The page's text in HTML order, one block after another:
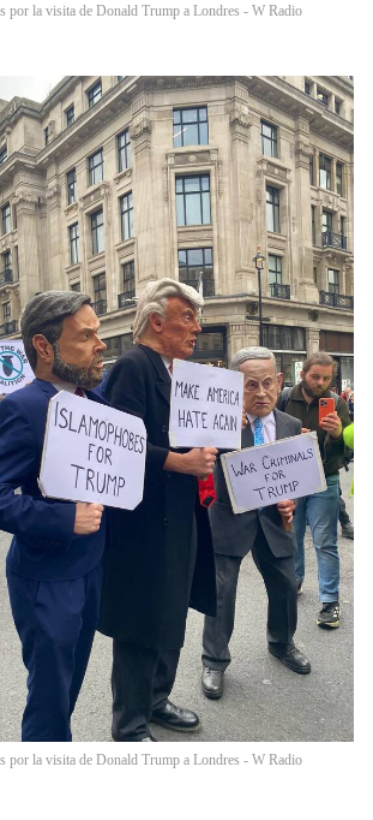
por la visita de Donald Trump a Londres - W Radio
por la visita de Donald Trump a Londres - W Radio